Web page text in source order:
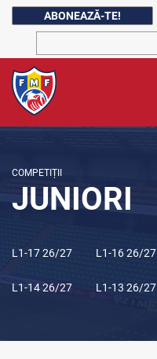
ABONEAZĂ-TE!
COMPETIȚII
JUNIORI
L1-17 26/27 L1-16 26/27
L1-14 26/27 L1-13 26/27